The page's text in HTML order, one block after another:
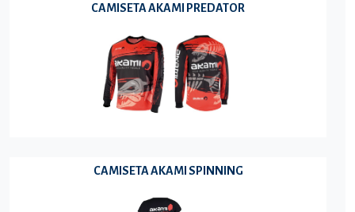
CAMISETA AKAMI PREDATOR
CAMISETA AKAMI SPINNING